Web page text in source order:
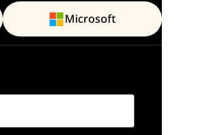
Microsoft